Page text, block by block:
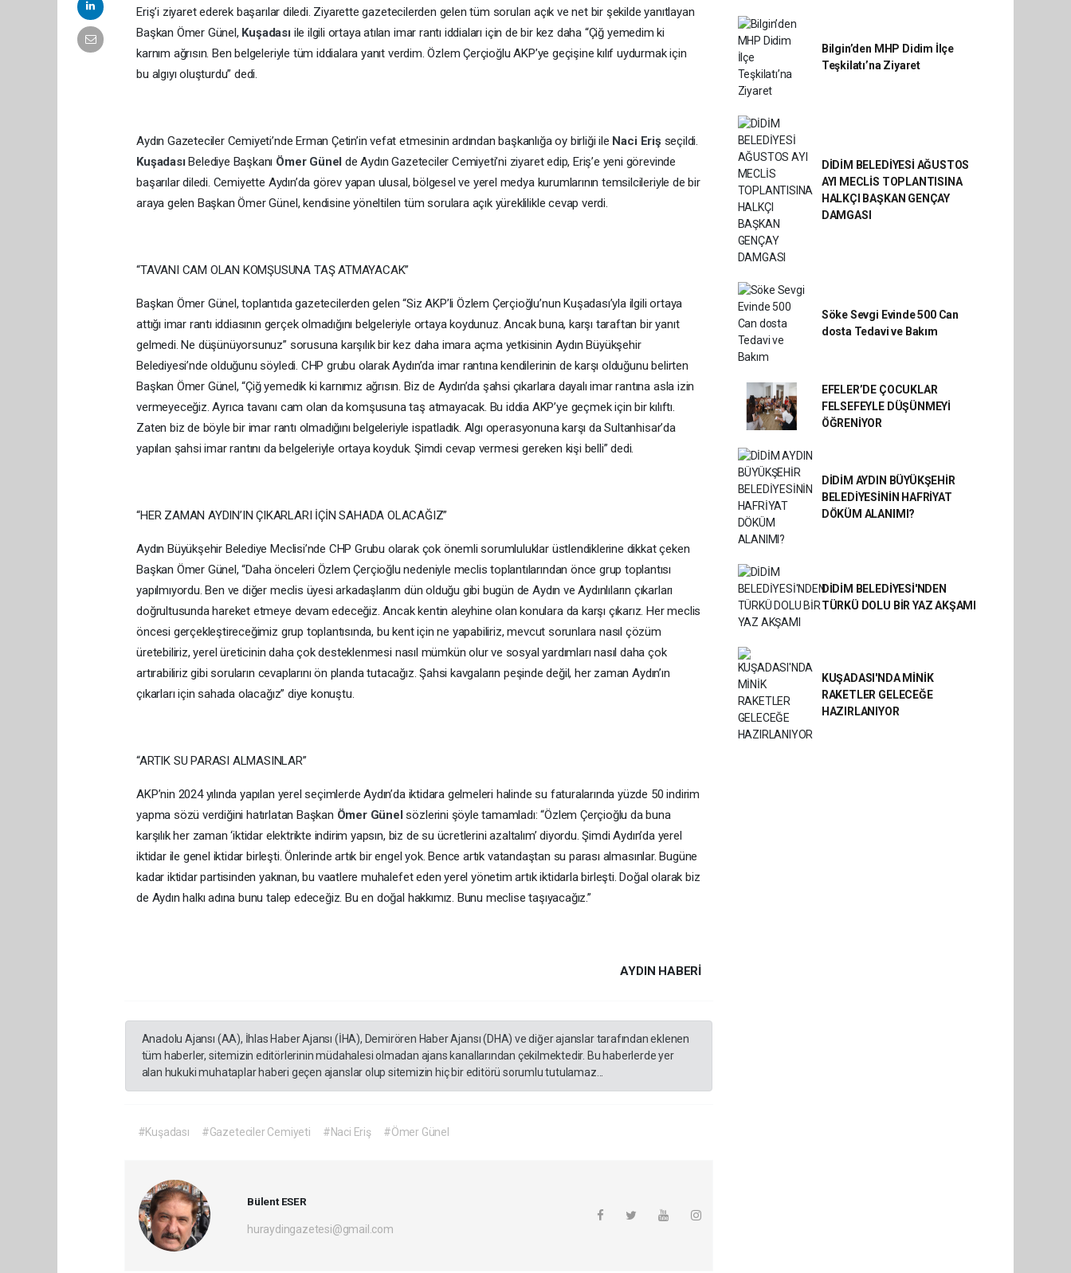
Eriş’i ziyaret ederek başarılar diledi. Ziyarette gazetecilerden gelen tüm soruları açık ve net bir şekilde yanıtlayan
Başkan Ömer Günel, Kuşadası ile ilgili ortaya atılan imar rantı iddiaları için de bir kez daha “Çiğ yemedim ki
karnım ağrısın. Ben belgeleriyle tüm iddialara yanıt verdim. Özlem Çerçioğlu AKP’ye geçişine kılıf uydurmak için
bu algıyı oluşturdu” dedi.
Aydın Gazeteciler Cemiyeti’nde Erman Çetin’in vefat etmesinin ardından başkanlığa oy birliği ile Naci Eriş seçildi.
KuşadasıBelediye Başkanı Ömer Günel de Aydın Gazeteciler Cemiyeti’ni ziyaret edip, Eriş’e yeni görevinde
başarılar diledi. Cemiyette Aydın’da görev yapan ulusal, bölgesel ve yerel medya kurumlarının temsilcileriyle de bir
araya gelen Başkan Ömer Günel, kendisine yöneltilen tüm sorulara açık yüreklilikle cevap verdi.
“TAVANI CAM OLAN KOMŞUSUNA TAŞ ATMAYACAK”
Başkan Ömer Günel, toplantıda gazetecilerden gelen “Siz AKP’li Özlem Çerçioğlu’nun Kuşadası’yla ilgili ortaya
attığı imar rantı iddiasının gerçek olmadığını belgeleriyle ortaya koydunuz. Ancak buna, karşı taraftan bir yanıt
gelmedi. Ne düşünüyorsunuz” sorusuna karşılık bir kez daha imara açma yetkisinin Aydın Büyükşehir
Belediyesi’nde olduğunu söyledi. CHP grubu olarak Aydın’da imar rantına kendilerinin de karşı olduğunu belirten
Başkan Ömer Günel, “Çiğ yemedik ki karnımız ağrısın. Biz de Aydın’da şahsi çıkarlara dayalı imar rantına asla izin
vermeyeceğiz. Ayrıca tavanı cam olan da komşusuna taş atmayacak. Bu iddia AKP’ye geçmek için bir kılıftı.
Zaten biz de böyle bir imar rantı olmadığını belgeleriyle ispatladık. Algı operasyonuna karşı da Sultanhisar’da
yapılan şahsi imar rantını da belgeleriyle ortaya koyduk. Şimdi cevap vermesi gereken kişi belli” dedi.
“HER ZAMAN AYDIN’IN ÇIKARLARI İÇİN SAHADA OLACAĞIZ”
Aydın Büyükşehir Belediye Meclisi’nde CHP Grubu olarak çok önemli sorumluluklar üstlendiklerine dikkat çeken
Başkan Ömer Günel, “Daha önceleri Özlem Çerçioğlu nedeniyle meclis toplantılarından önce grup toplantısı
yapılmıyordu. Ben ve diğer meclis üyesi arkadaşlarım dün olduğu gibi bugün de Aydın ve Aydınlıların çıkarları
doğrultusunda hareket etmeye devam edeceğiz. Ancak kentin aleyhine olan konulara da karşı çıkarız. Her meclis
öncesi gerçekleştireceğimiz grup toplantısında, bu kent için ne yapabiliriz, mevcut sorunlara nasıl çözüm
üretebiliriz, yerel üreticinin daha çok desteklenmesi nasıl mümkün olur ve sosyal yardımları nasıl daha çok
artırabiliriz gibi soruların cevaplarını ön planda tutacağız. Şahsi kavgaların peşinde değil, her zaman Aydın’ın
çıkarları için sahada olacağız” diye konuştu.
“ARTIK SU PARASI ALMASINLAR”
AKP’nin 2024 yılında yapılan yerel seçimlerde Aydın’da iktidara gelmeleri halinde su faturalarında yüzde 50 indirim
yapma sözü verdiğini hatırlatan Başkan Ömer Günelsözlerini şöyle tamamladı: “Özlem Çerçioğlu da buna
karşılık her zaman ‘iktidar elektrikte indirim yapsın, biz de su ücretlerini azaltalım’ diyordu. Şimdi Aydın’da yerel
iktidar ile genel iktidar birleşti. Önlerinde artık bir engel yok. Bence artık vatandaştan su parası almasınlar. Bugüne
kadar iktidar partisinden yakınan, bu vaatlere muhalefet eden yerel yönetim artık iktidarla birleşti. Doğal olarak biz
de Aydın halkı adına bunu talep edeceğiz. Bu en doğal hakkımız. Bunu meclise taşıyacağız.”
AYDIN HABERİ
Anadolu Ajansı (AA), İhlas Haber Ajansı (İHA), Demirören Haber Ajansı (DHA) ve diğer ajanslar tarafından eklenen
tüm haberler, sitemizin editörlerinin müdahalesi olmadan ajans kanallarından çekilmektedir. Bu haberlerde yer
alan hukuki muhataplar haberi geçen ajanslar olup sitemizin hiç bir editörü sorumlu tutulamaz...
#Kuşadası #Gazeteciler Cemiyeti #Naci Eriş #Ömer Günel
Bülent ESER
huraydingazetesi@gmail.com
Bilgin’den MHP Didim İlçe
Teşkilatı’na Ziyaret
DİDİM BELEDİYESİ AĞUSTOS
AYI MECLİS TOPLANTISINA
HALKÇI BAŞKAN GENÇAY
DAMGASI
Söke Sevgi Evinde 500 Can
dosta Tedavi ve Bakım
EFELER’DE ÇOCUKLAR
FELSEFEYLE DÜŞÜNMEYİ
ÖĞRENİYOR
DİDİM AYDIN BÜYÜKŞEHİR
BELEDİYESİNİN HAFRİYAT
DÖKÜM ALANIMI?
DİDİM BELEDİYESİ'NDEN
TÜRKÜ DOLU BİR YAZ AKŞAMI
KUŞADASI'NDA MİNİK
RAKETLER GELECEĞE
HAZIRLANIYOR